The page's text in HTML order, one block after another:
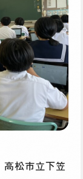
松市立下笠